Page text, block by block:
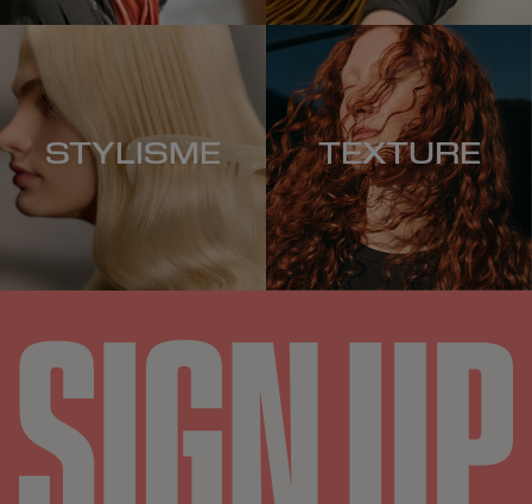
STYLISME TEXTURE